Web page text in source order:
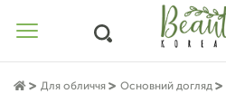
Для обличчя Основний догляд